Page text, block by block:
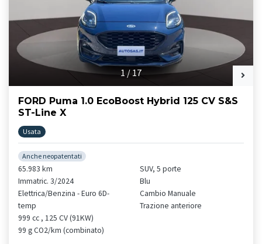
1 / 17
FORD Puma 1.0 EcoBoost Hybrid 125 CV S&S
ST-Line X
Usata
Anche neopatentati
65.983 km
Immatric. 3/2024
Elettrica/Benzina - Euro 6D-
temp
999 cc , 125 CV (91KW)
99 g CO2/km (combinato)
SUV, 5 porte
Blu
Cambio Manuale
Trazione anteriore